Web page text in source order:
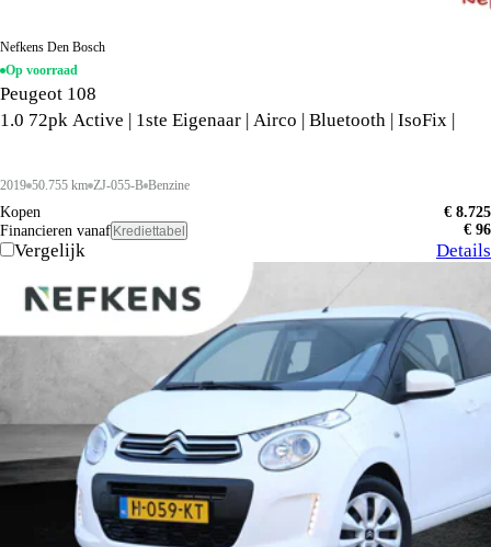
Nefkens Den Bosch
Op voorraad
Peugeot 108
1.0 72pk Active | 1ste Eigenaar | Airco | Bluetooth | IsoFix |
2019 50.755 km ZJ-055-B Benzine
Kopen
€ 8.725
Financieren vanaf Krediettabel € 96
Vergelijk Details